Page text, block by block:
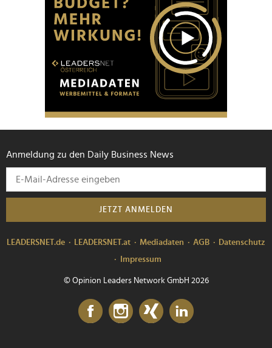
Anmeldung zu den Daily Business News
JETZT ANMELDEN
LEADERSNET.de LEADERSNET.at Mediadaten AGB
Datenschutz
Impressum
© Opinion Leaders Network GmbH 2026